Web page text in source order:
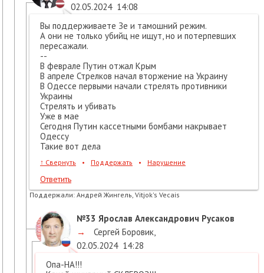
02.05.2024 14:08
Вы поддерживаете Зе и тамошний режим.
А они не только убийц не ищут, но и потерпевших
пересажали.
--
В феврале Путин отжал Крым
В апреле Стрелков начал вторжение на Украину
В Одессе первыми начали стрелять противники
Украины
Стрелять и убивать
Уже в мае
Сегодня Путин кассетными бомбами накрывает
Одессу
Такие вот дела
↑ Свернуть • Поддержать • Нарушение
Ответить
Поддержали: Андрей Жингель, Vitjok's Vecais
№33 Ярослав Александрович Русаков
→
Сергей Боровик
02.05.2024 14:28
Опа-НА!!!